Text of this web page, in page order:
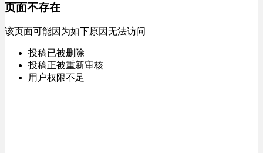
页面不存在
该页面可能因为如下原因无法访问
投稿已被删除
投稿正被重新审核
用户权限不足